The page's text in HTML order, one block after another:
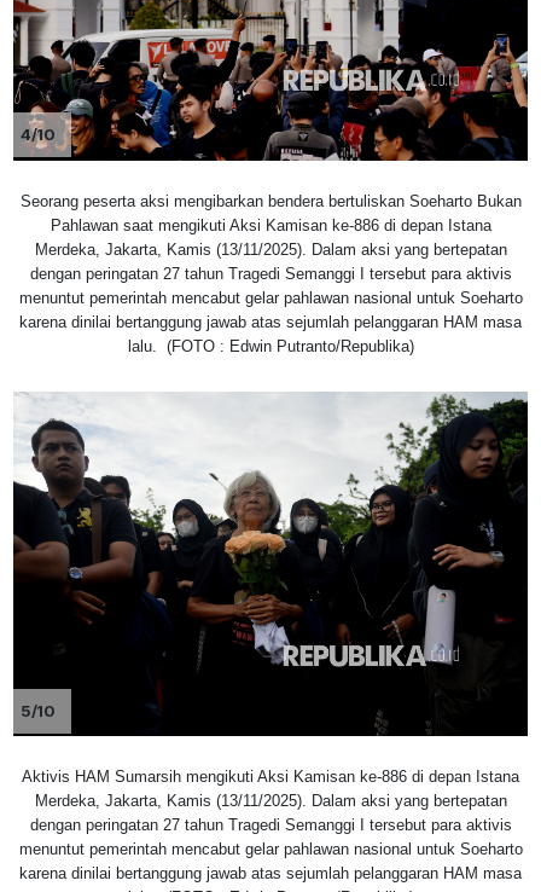
4/10
Seorang peserta aksi mengibarkan bendera bertuliskan Soeharto Bukan
Pahlawan saat mengikuti Aksi Kamisan ke-886 di depan Istana
Merdeka, Jakarta, Kamis (13/11/2025). Dalam aksi yang bertepatan
dengan peringatan 27 tahun Tragedi Semanggi I tersebut para aktivis
menuntut pemerintah mencabut gelar pahlawan nasional untuk Soeharto
karena dinilai bertanggung jawab atas sejumlah pelanggaran HAM masa
lalu. (FOTO : Edwin Putranto/Republika)
5/10
Aktivis HAM Sumarsih mengikuti Aksi Kamisan ke-886 di depan Istana
Merdeka, Jakarta, Kamis (13/11/2025). Dalam aksi yang bertepatan
dengan peringatan 27 tahun Tragedi Semanggi I tersebut para aktivis
menuntut pemerintah mencabut gelar pahlawan nasional untuk Soeharto
karena dinilai bertanggung jawab atas sejumlah pelanggaran HAM masa